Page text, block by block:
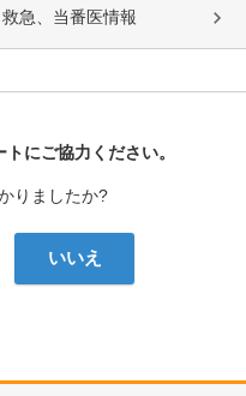
急、当番医情報
にご協力ください。
りましたか?
いいえ